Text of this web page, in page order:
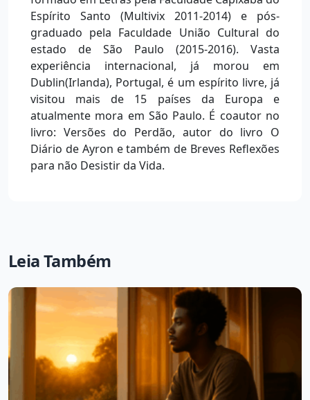
Espírito Santo (Multivix 2011-2014) e pós-
graduado pela Faculdade União Cultural do
estado de São Paulo (2015-2016). Vasta
experiência internacional, já morou em
Dublin(Irlanda), Portugal, é um espírito livre, já
visitou mais de 15 países da Europa e
atualmente mora em São Paulo. É coautor no
livro: Versões do Perdão, autor do livro O
Diário de Ayron e também de Breves Reflexões
para não Desistir da Vida.
Leia Também